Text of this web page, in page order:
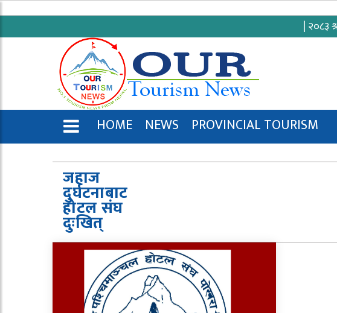
| २०८३
HOME NEWS PROVINCIAL TOURISM
ENGLISH
जहाज
दुर्घटनाबाट
होटल संघ
दुःखित्